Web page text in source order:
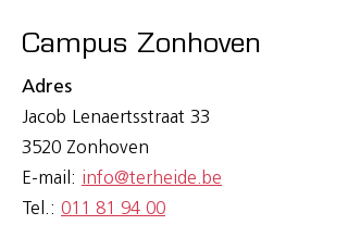
Campus Zonhoven
Adres
Jacob Lenaertsstraat 33
3520 Zonhoven
E-mail: info@terheide.be
Tel.: 011 81 94 00